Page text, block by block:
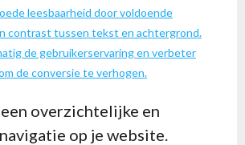
leesbaarheid door voldoende
contrast tussen tekst en achtergrond.
de gebruikerservaring en verbeter
de conversie te verhogen.
overzichtelijke en
op je website.